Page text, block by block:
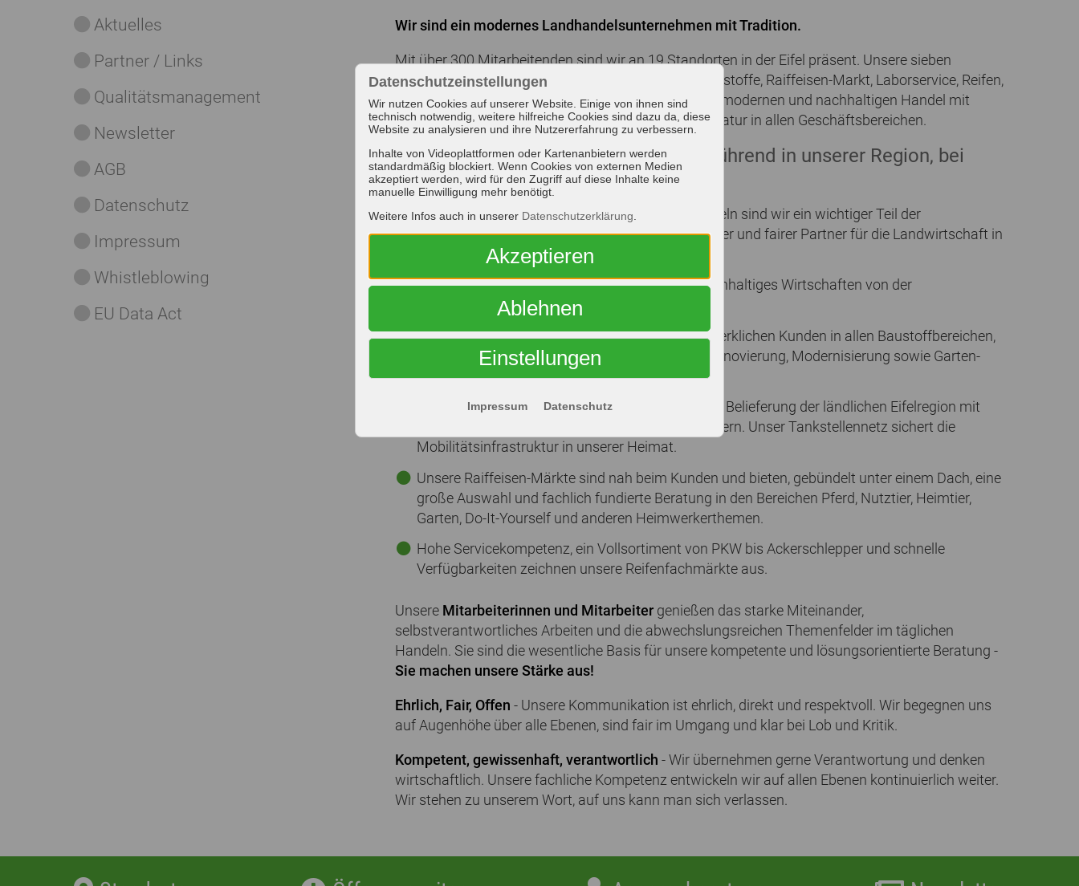
Aktuelles
Partner / Links
Qualitätsmanagement
Newsletter
AGB
Datenschutz
Impressum
Whistleblowing
EU Data Act
Wir sind ein modernes Landhandelsunternehmen mit Tradition.
Mit über 300 Mitarbeitenden sind wir an 19 Standorten in der Eifel präsent. Unsere sieben
Geschäftsbereiche umfassen die Themen Agrar, Baustoffe, Raiffeisen-Markt, Laborservice, Reifen,
Energiehandel und Tankstellen. Wir stehen für einen modernen und nachhaltigen Handel mit
Verantwortungsbewusstsein für Mensch, Tier und Natur in allen Geschäftsbereichen.
Wir sind in allen Geschäftsbereichen führend in unserer Region, bei
fachlicher Kompetenz und Beratung.
Für die Erzeugung von hochwertigen Lebensmitteln sind wir ein wichtiger Teil der
Wertschöpfungskette und ein starker, kompetenter und fairer Partner für die Landwirtschaft in
der Eifelregion.
Mit unserem Labor sind wir unterstützen wir nachhaltiges Wirtschaften von der
Landwirtschaft bis zum privaten Garten.
Wir sind ein erfahrener Berater für unsere handwerklichen Kunden in allen Baustoffbereichen,
insbesondere rund um die Themen Sanierung, Renovierung, Modernisierung sowie Garten-
und Landschaftsbau.
Im Energiebereich sorgen wir für die zuverlässige Belieferung der ländlichen Eifelregion mit
Heizöl, Pellets, Flüssiggas und neuen Energieträgern. Unser Tankstellennetz sichert die
Mobilitätsinfrastruktur in unserer Heimat.
Unsere Raiffeisen-Märkte sind nah beim Kunden und bieten, gebündelt unter einem Dach, eine
große Auswahl und fachlich fundierte Beratung in den Bereichen Pferd, Nutztier, Heimtier,
Garten, Do-It-Yourself und anderen Heimwerkerthemen.
Hohe Servicekompetenz, ein Vollsortiment von PKW bis Ackerschlepper und schnelle
Verfügbarkeiten zeichnen unsere Reifenfachmärkte aus.
Unsere Mitarbeiterinnen und Mitarbeiter genießen das starke Miteinander,
selbstverantwortliches Arbeiten und die abwechslungsreichen Themenfelder im täglichen
Handeln. Sie sind die wesentliche Basis für unsere kompetente und lösungsorientierte Beratung -
Sie machen unsere Stärke aus!
Ehrlich, Fair, Offen - Unsere Kommunikation ist ehrlich, direkt und respektvoll. Wir begegnen uns
auf Augenhöhe über alle Ebenen, sind fair im Umgang und klar bei Lob und Kritik.
Kompetent, gewissenhaft, verantwortlich - Wir übernehmen gerne Verantwortung und denken
wirtschaftlich. Unsere fachliche Kompetenz entwickeln wir auf allen Ebenen kontinuierlich weiter.
Wir stehen zu unserem Wort, auf uns kann man sich verlassen.
Datenschutzeinstellungen
Wir nutzen Cookies auf unserer Website. Einige von ihnen sind
technisch notwendig, weitere hilfreiche Cookies sind dazu da, diese
Website zu analysieren und ihre Nutzererfahrung zu verbessern.
Inhalte von Videoplattformen oder Kartenanbietern werden
standardmäßig blockiert. Wenn Cookies von externen Medien
akzeptiert werden, wird für den Zugriff auf diese Inhalte keine
manuelle Einwilligung mehr benötigt.
Weitere Infos auch in unserer Datenschutzerklärung.
Akzeptieren
Ablehnen
Einstellungen
Impressum Datenschutz